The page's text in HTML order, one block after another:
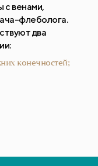
с венами,
флеболога.
два
конечностей;